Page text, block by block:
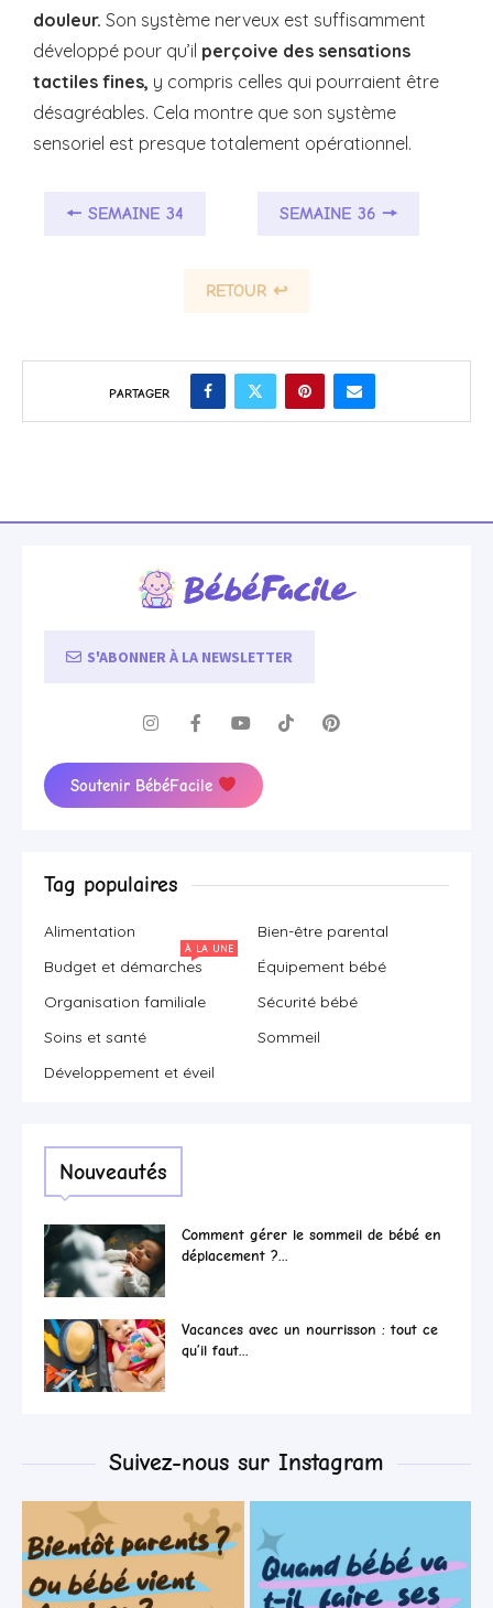
douleur. Son système nerveux est suffisamment
développé pour qu’il perçoive des sensations
tactiles fines, y compris celles qui pourraient être
désagréables. Cela montre que son système
sensoriel est presque totalement opérationnel.
🠔 SEMAINE 34 SEMAINE 36 🠖
RETOUR ↩
PARTAGER
S'ABONNER À LA NEWSLETTER
Soutenir BébéFacile
Tag populaires
Alimentation
Bien-être parental
Budget et démarches
À LA UNE
Équipement bébé
Organisation familiale
Sécurité bébé
Soins et santé
Sommeil
Développement et éveil
Nouveautés
Comment gérer le sommeil de bébé en
déplacement ?...
Vacances avec un nourrisson : tout ce
qu’il faut...
Suivez-nous sur Instagram